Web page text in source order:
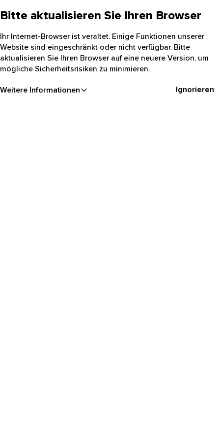
Bitte aktualisieren Sie Ihren Browser
Ihr Internet-Browser ist veraltet. Einige Funktionen unserer
Website sind eingeschränkt oder nicht verfügbar. Bitte
aktualisieren Sie Ihren Browser auf eine neuere Version, um
mögliche Sicherheitsrisiken zu minimieren.
Weitere Informationen Ignorieren